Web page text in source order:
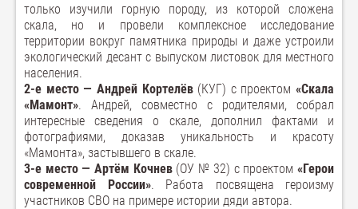
только изучили горную породу, из которой сложена
скала, но и провели комплексное исследование
территории вокруг памятника природы и даже устроили
экологический десант с выпуском листовок для местного
населения.
2-е место — Андрей Кортелёв(КУГ) с проектом «Скала
«Мамонт». Андрей, совместно с родителями, собрал
интересные сведения о скале, дополнил фактами и
фотографиями, доказав уникальность и красоту
«Мамонта», застывшего в скале.
3-е место — Артём Кочнев(ОУ № 32) с проектом«Герои
современной России». Работа посвящена героизму
участников СВО на примере истории дяди автора.